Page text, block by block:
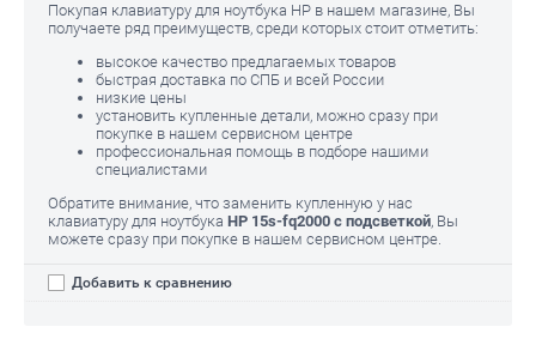
Покупая клавиатуру для ноутбука HP в нашем магазине, Вы
получаете ряд преимуществ, среди которых стоит отметить:
высокое качество предлагаемых товаров
быстрая доставка по СПБ и всей России
низкие цены
установить купленные детали, можно сразу при
покупке в нашем сервисном центре
профессиональная помощь в подборе нашими
специалистами
Обратите внимание, что заменить купленную у нас
клавиатуру для ноутбука HP 15s-fq2000 с подсветкой, Вы
можете сразу при покупке в нашем сервисном центре.
Добавить к сравнению